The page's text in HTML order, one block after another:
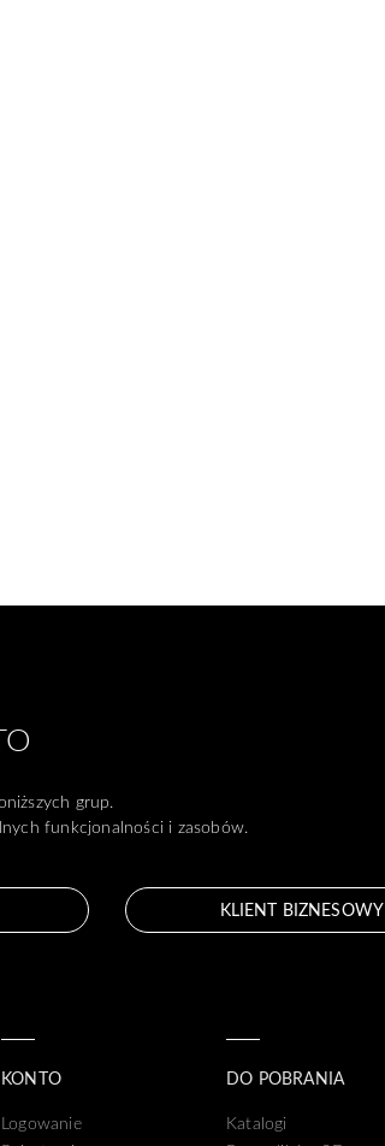
grup.
funkcjonalności i zasobów.
KLIENT BIZNESOWY
KONTO
Logowanie
DO POBRANIA
Katalogi